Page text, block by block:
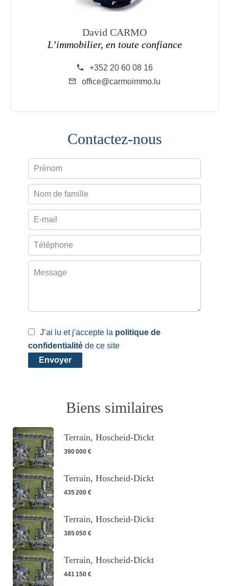
David CARMO
L’immobilier, en toute confiance
+352 20 60 08 16
office@carmoimmo.lu
Contactez-nous
J’ai lu et j'accepte la politique de
confidentialité de ce site
Envoyer
Biens similaires
Terrain, Hoscheid-Dickt
390 000 €
Terrain, Hoscheid-Dickt
435 200 €
Terrain, Hoscheid-Dickt
385 050 €
Terrain, Hoscheid-Dickt
441 150 €